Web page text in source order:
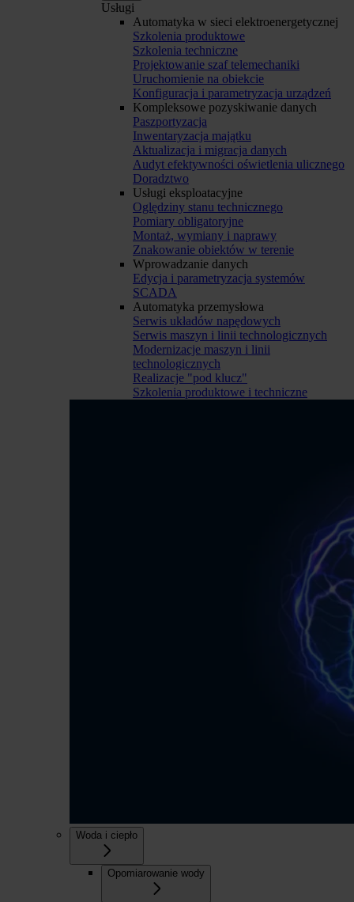
Usługi
Automatyka w sieci elektroenergetycznej
Szkolenia produktowe
Szkolenia techniczne
Projektowanie szaf telemechaniki
Uruchomienie na obiekcie
Konfiguracja i parametryzacja urządzeń
Kompleksowe pozyskiwanie danych
Paszportyzacja
Inwentaryzacja majątku
Aktualizacja i migracja danych
Audyt efektywności oświetlenia ulicznego
Doradztwo
Usługi eksploatacyjne
Oględziny stanu technicznego
Pomiary obligatoryjne
Montaż, wymiany i naprawy
Znakowanie obiektów w terenie
Wprowadzanie danych
Edycja i parametryzacja systemów
SCADA
Automatyka przemysłowa
Serwis układów napędowych
Serwis maszyn i linii technologicznych
Modernizacje maszyn i linii
technologicznych
Realizacje "pod klucz"
Szkolenia produktowe i techniczne
Woda i ciepło
Opomiarowanie wody